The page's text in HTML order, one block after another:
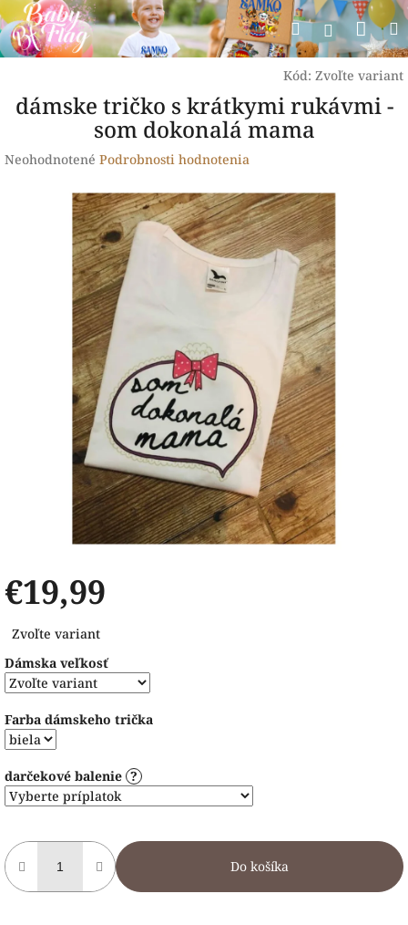
Prejsť
na
obsah
Hľadať
Kód: Zvoľte variant
dámske tričko s krátkymi rukávmi -
som dokonalá mama
Priemerné
hviezdičiek.
Neohodnotené Podrobnosti hodnotenia
€19,99
cena:
Zvoľte variant
Dámska veľkosť
Farba dámskeho trička
darčekové balenie ?
Do košíka